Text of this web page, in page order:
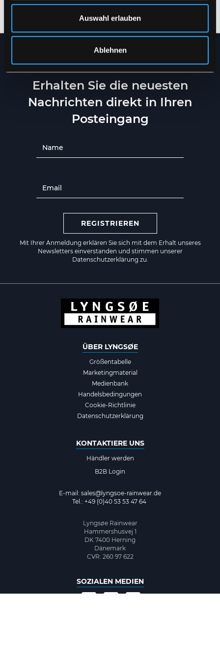
Auswahl erlauben
Ablehnen
XS - 5XL XS - 5XL
NEWSLETTER
Erhalten Sie die neuesten
Nachrichten direkt in Ihren
Posteingang
REGISTRIEREN
Mit Ihrer Anmeldung erklären Sie sich mit dem Erhalt unseres
Newsletters einverstanden und stimmen unserer
Datenschutzerklärung zu.
ÜBER LYNGSØE
Größentabelle
Marketingmaterial
Medienbank
Handelsbedingungen
Cookie-Richtlinie
Datenschutzerklärung
KONTAKTIERE UNS
Händler werden
B2B Login
E-mail: sales@lyngsoe-rainwear.de
Tel.: +49 (0)40 53 53 47 64
Lyngsøe Rainwear
Hammershusvej 1
DK 7400 Herning
Dänemark
CVR: 260 97 622
SOZIALEN MEDIEN